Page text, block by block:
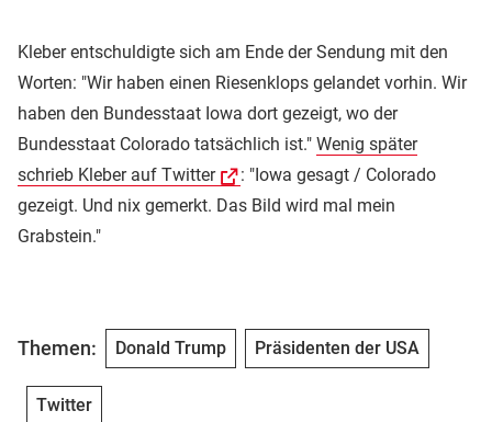
Kleber entschuldigte sich am Ende der Sendung mit den
Worten: "Wir haben einen Riesenklops gelandet vorhin. Wir
haben den Bundesstaat Iowa dort gezeigt, wo der
Bundesstaat Colorado tatsächlich ist." Wenig später
schrieb Kleber auf Twitter
: "Iowa gesagt / Colorado
gezeigt. Und nix gemerkt. Das Bild wird mal mein
Grabstein."
Themen: Donald Trump Präsidenten der USA
Twitter